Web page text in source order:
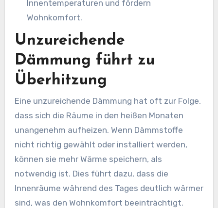
Innentemperaturen und fördern
Wohnkomfort.
Unzureichende
Dämmung führt zu
Überhitzung
Eine unzureichende Dämmung hat oft zur Folge,
dass sich die Räume in den heißen Monaten
unangenehm aufheizen. Wenn Dämmstoffe
nicht richtig gewählt oder installiert werden,
können sie mehr Wärme speichern, als
notwendig ist. Dies führt dazu, dass die
Innenräume während des Tages deutlich wärmer
sind, was den Wohnkomfort beeinträchtigt.